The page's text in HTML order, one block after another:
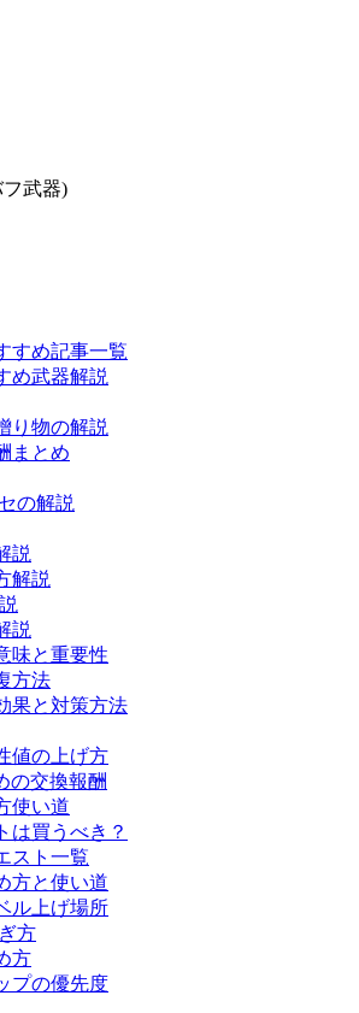
武器)
すめ記事一覧
め武器解説
り物の解説
まとめ
の解説
説
解説
説
味と重要性
方法
果と対策方法
値の上げ方
の交換報酬
使い道
は買うべき？
スト一覧
方と使い道
ル上げ場所
方
方
プの優先度